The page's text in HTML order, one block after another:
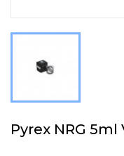
Pyrex NRG 5ml